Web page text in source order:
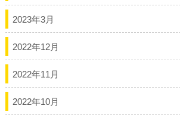
2023年3月
2022年12月
2022年11月
2022年10月